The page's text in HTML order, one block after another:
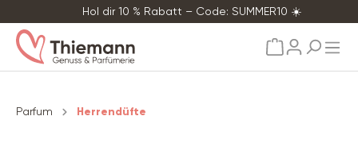
Hol dir 10 % Rabatt – Code: SUMMER10 ☀️
Parfum Herrendüfte